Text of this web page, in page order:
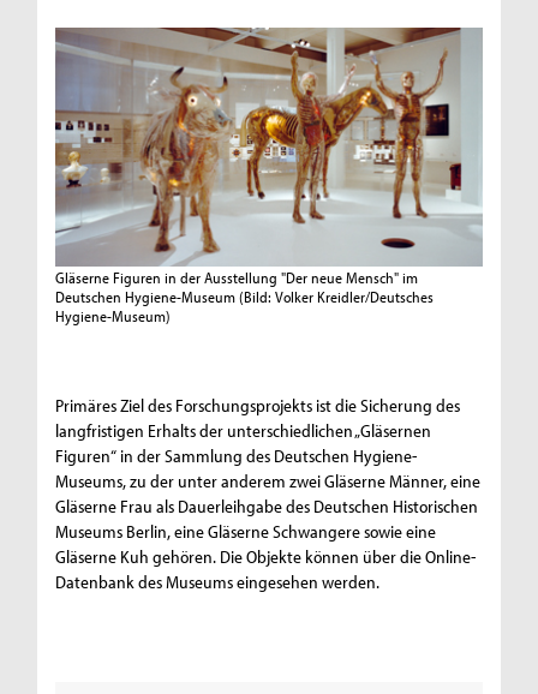
Gläserne Figuren in der Ausstellung "Der neue Mensch" im
Deutschen Hygiene-Museum(Bild: Volker Kreidler/Deutsches
Hygiene-Museum)
Primäres Ziel des Forschungsprojekts ist die Sicherung des
langfristigen Erhalts der unterschiedlichen „Gläsernen
Figuren“ in der Sammlung des Deutschen Hygiene-
Museums, zu der unter anderem zwei Gläserne Männer, eine
Gläserne Frau als Dauerleihgabe des Deutschen Historischen
Museums Berlin, eine Gläserne Schwangere sowie eine
Gläserne Kuh gehören. Die Objekte können über die Online-
Datenbank des Museums eingesehen werden.